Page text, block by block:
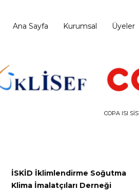
Ana Sayfa Kurumsal Üyeler
COPA ISI
İSKİD İklimlendirme Soğutma
Klima İmalatçıları Derneği